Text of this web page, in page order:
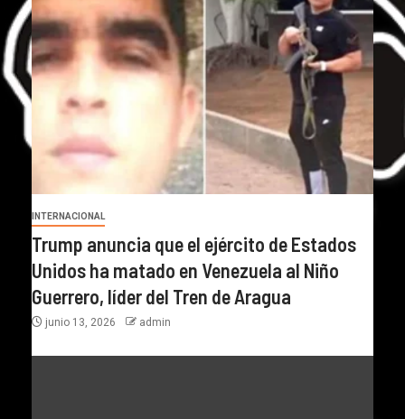
INTERNACIONAL
Trump anuncia que el ejército de Estados
Unidos ha matado en Venezuela al Niño
Guerrero, líder del Tren de Aragua
junio 13, 2026 admin